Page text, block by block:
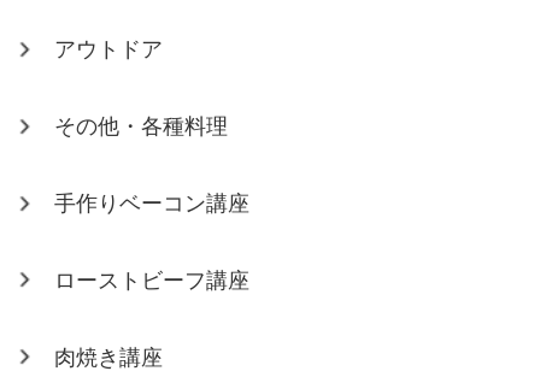
アウトドア
その他・各種料理
手作りベーコン講座
ローストビーフ講座
肉焼き講座